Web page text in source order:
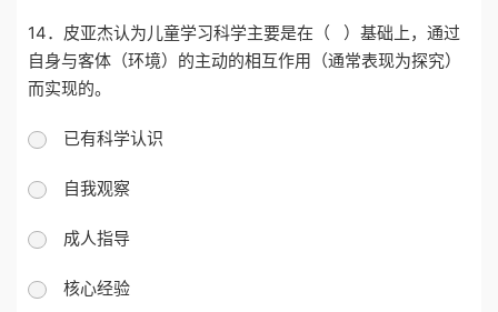
14． 皮亚杰认为儿童学习科学主要是在（
）基础上，通过
自身与客体（环境）的主动的相互作用（通常表现为探究）
而实现的。
已有科学认识
自我观察
成人指导
核心经验